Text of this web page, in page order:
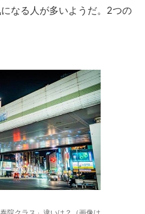
なる人が多いようだ。2つの